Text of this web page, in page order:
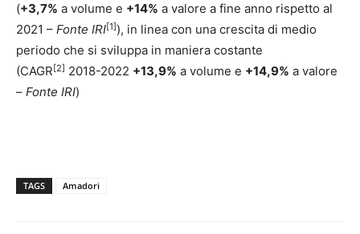
(+3,7% a volume e +14% a valore a fine anno rispetto al
2021 – Fonte IRI[1]), in linea con una crescita di medio
periodo che si sviluppa in maniera costante
(CAGR[2] 2018-2022 +13,9% a volume e +14,9% a valore
– Fonte IRI)
TAGS Amadori